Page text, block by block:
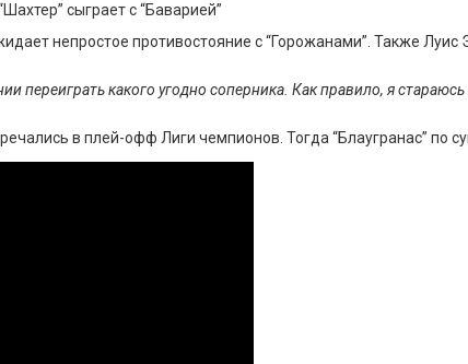
сыграет с “Баварией”
непростое противостояние с “Горожанами”. Также
переиграть какого угодно соперника. Как правило, я
в плей-офф Лиги чемпионов. Тогда “Блаугранас” по